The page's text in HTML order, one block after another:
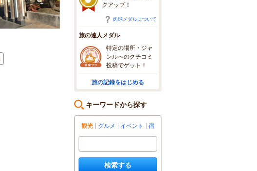
クアップ！
肉球メダルについて
旅の達人メダル
特定の場所・ジャ
ンルへのクチコミ
投稿でゲット！
旅の記録をはじめる
キーワードから探す
観光 グルメ イベント 宿
検索する